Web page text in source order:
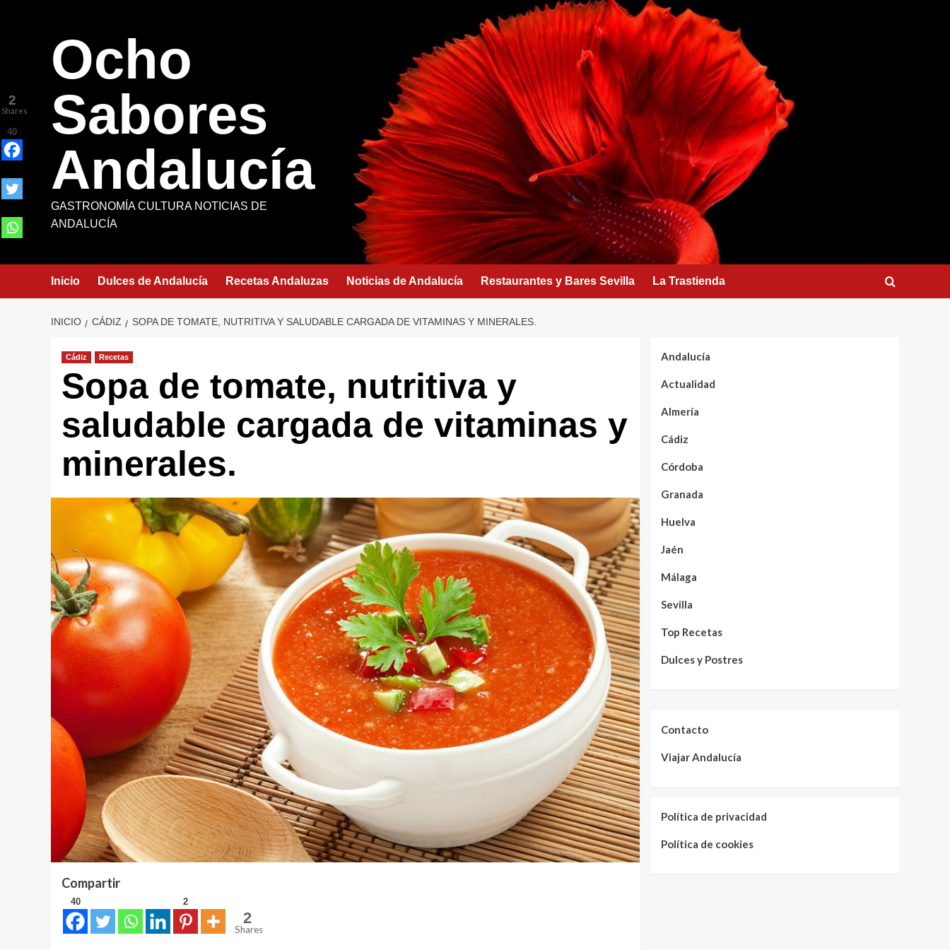
Ocho
Sabores
Andalucía
GASTRONOMÍA CULTURA NOTICIAS DE
ANDALUCÍA
Inicio Dulces de Andalucía Recetas Andaluzas Noticias de Andalucía Restaurantes y Bares Sevilla La Trastienda
INICIO CÁDIZ SOPA DE TOMATE, NUTRITIVA Y SALUDABLE CARGADA DE VITAMINAS Y MINERALES.
Cádiz Recetas
Sopa de tomate, nutritiva y
saludable cargada de vitaminas y
minerales.
Compartir
40 2
2
Shares
2
Shares
40
Andalucía
Actualidad
Almería
Cádiz
Córdoba
Granada
Huelva
Jaén
Málaga
Sevilla
Top Recetas
Dulces y Postres
Contacto
Viajar Andalucía
Política de privacidad
Política de cookies